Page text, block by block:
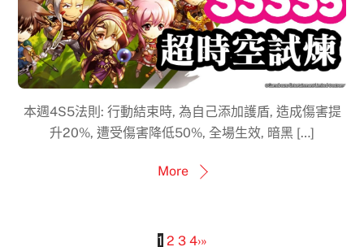
本週4S5法則: 行動結束時, 為自己添加護盾, 造成傷害提
升20%, 遭受傷害降低50%, 全場生效, 暗黑 […]
More
1 2 3 4›»